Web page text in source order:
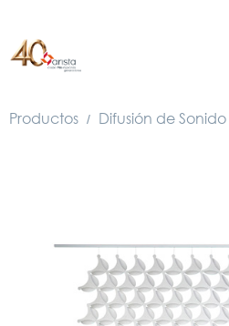
Productos / Difusión de Sonido